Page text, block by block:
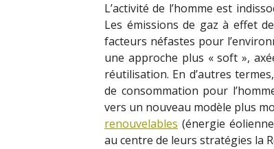
L’activité de l’homme est
Les émissions de gaz à effet
facteurs néfastes pour
une approche plus « soft »,
réutilisation. En d’autres
de consommation pour
vers un nouveau modèle plus
renouvelables (énergie
au centre de leurs stratégies la